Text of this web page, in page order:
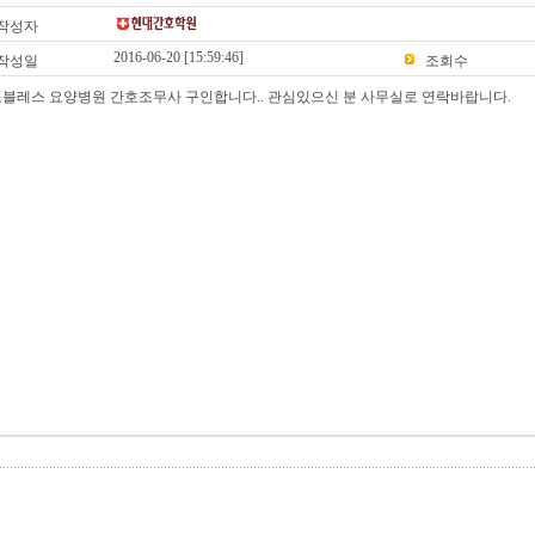
성자
성일 2016-06-20 [15:59:46] 조회수
레스 요양병원 간호조무사 구인합니다.. 관심있으신 분 사무실로 연락바랍니다.